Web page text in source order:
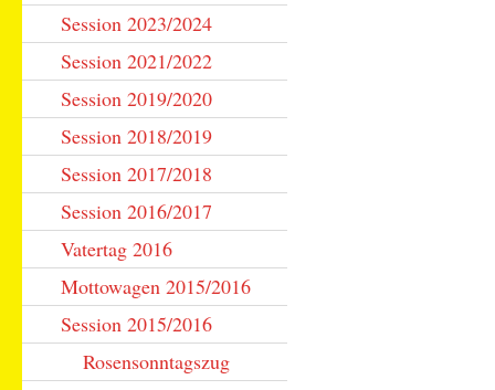
Session 2023/2024
Session 2021/2022
Session 2019/2020
Session 2018/2019
Session 2017/2018
Session 2016/2017
Vatertag 2016
Mottowagen 2015/2016
Session 2015/2016
Rosensonntagszug